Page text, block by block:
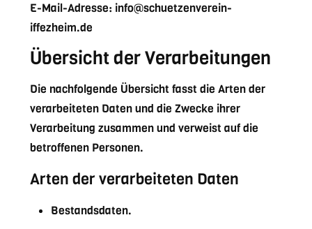
E-Mail-Adresse: info@schuetzenverein-
iffezheim.de
Übersicht der Verarbeitungen
Die nachfolgende Übersicht fasst die Arten der
verarbeiteten Daten und die Zwecke ihrer
Verarbeitung zusammen und verweist auf die
betroffenen Personen.
Arten der verarbeiteten Daten
Bestandsdaten.